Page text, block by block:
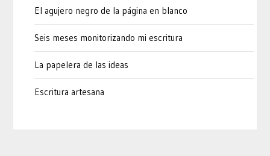
El agujero negro de la página en blanco
Seis meses monitorizando mi escritura
La papelera de las ideas
Escritura artesana